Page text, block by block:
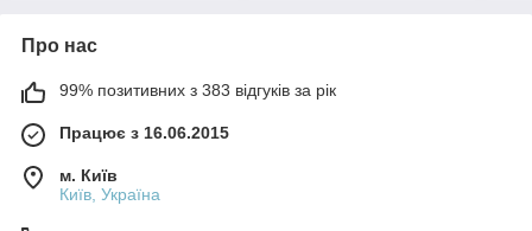
Про нас
99% позитивних з 383 відгуків за рік
Працює з 16.06.2015
м. Київ
Київ, Україна